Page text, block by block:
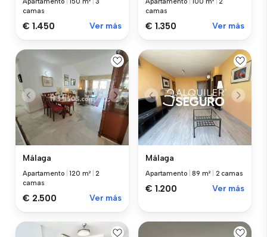
camas
€ 1.450 Ver más
camas
€ 1.350 Ver más
Málaga
Apartamento |120 m² |2
camas
€ 2.500 Ver más
Málaga
Apartamento |89 m² 2 camas
€ 1.200 Ver más